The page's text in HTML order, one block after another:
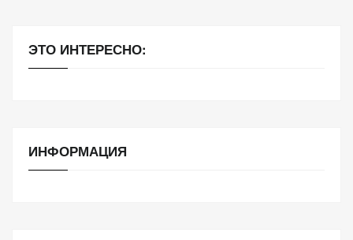
ЭТО ИНТЕРЕСНО:
ИНФОРМАЦИЯ